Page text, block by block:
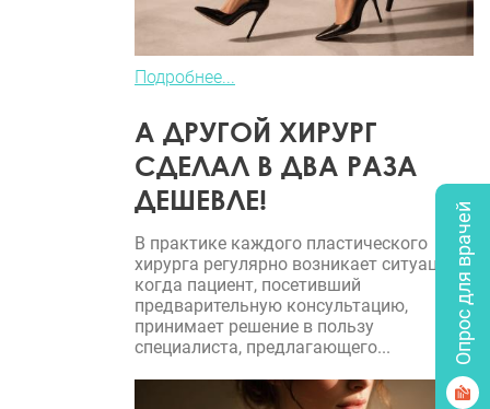
Подробнее...
А ДРУГОЙ ХИРУРГ
СДЕЛАЛ В ДВА РАЗА
ДЕШЕВЛЕ!
В практике каждого пластического
хирурга регулярно возникает ситуация,
когда пациент, посетивший
предварительную консультацию,
принимает решение в пользу
специалиста, предлагающего...
Опрос для врачей